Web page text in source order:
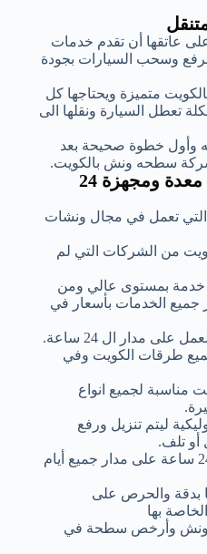
عاتقها أن تقدم خدمات
برفع وسحب السيارات بجودة
متميزة ويحتاجها كل
تعطل السيارة ونقلها الى
وأول خطوة صحيحة بعد
شركة سطحه ونش بالكويت.
سيارات ونش وسطحه معدة ومجهزة 24
تعمل في مجال ونشات
من الشركات التي لم
خدمة بمستوى عالي ومن
جميع الخدمات بأسعار في
مدار ال 24 ساعة.
طرقات الكويت وفي
مناسبة لجميع انواع
ليتم تنزيل ورفع
أو تلف.
خدمة ونشات الكويت تعمل 24 ساعة على مدار جميع أيام
بدقة والحرص على
بها
ونش وأرخص سطحة في